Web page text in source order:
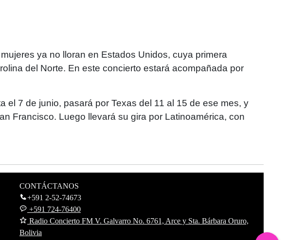
ya no lloran en Estados Unidos, cuya primera
del Norte. En este concierto estará acompañada por
el 7 de junio, pasará por Texas del 11 al 15 de ese mes, y
Francisco. Luego llevará su gira por Latinoamérica, con
CONTÁCTANOS
+591 2-52-74673
+591 724-76400
Radio Concierto FM V. Galvarro No. 6761, Arce y Sta. Bárbara Oruro,
Bolivia